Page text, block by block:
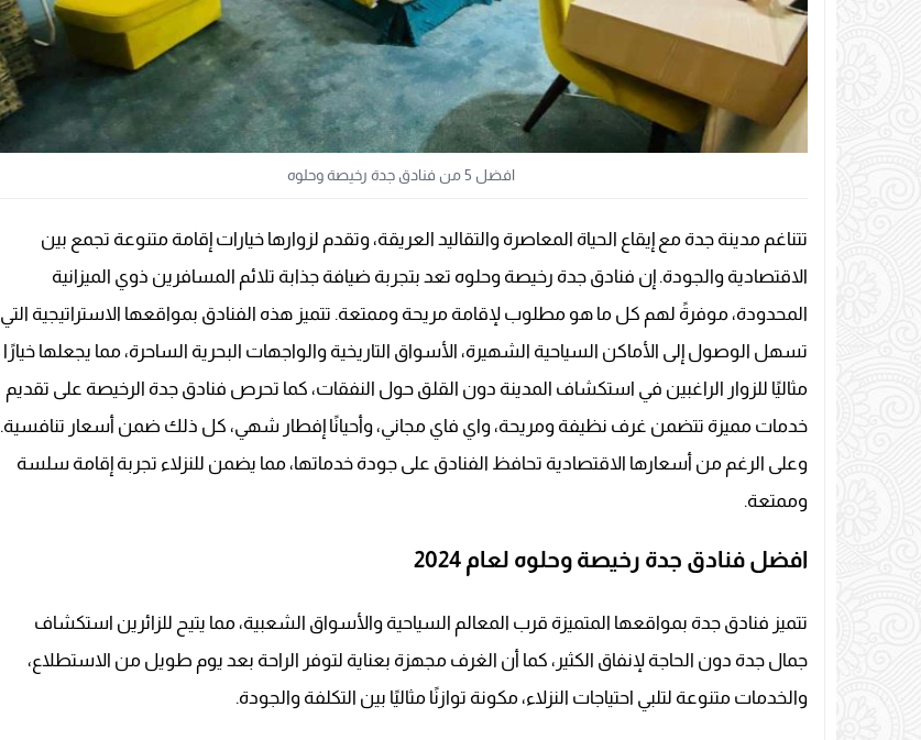
افضل 5 من فنادق جدة رخيصة وحلوه
تتناغم مدينة جدة مع إيقاع الحياة المعاصرة والتقاليد العريقة، وتقدم لزوارها خيارات إقامة متنوعة تجمع بين
الاقتصادية والجودة. إن فنادق جدة رخيصة وحلوه تعد بتجربة ضيافة جذابة تلائم المسافرين ذوي الميزانية
المحدودة، موفرةً لهم كل ما هو مطلوب لإقامة مريحة وممتعة. تتميز هذه الفنادق بمواقعها الاستراتيجية التي
تسهل الوصول إلى الأماكن السياحية الشهيرة، الأسواق التاريخية والواجهات البحرية الساحرة، مما يجعلها خيارًا
مثاليًا للزوار الراغبين في استكشاف المدينة دون القلق حول النفقات، كما تحرص فنادق جدة الرخيصة على تقديم
خدمات مميزة تتضمن غرف نظيفة ومريحة، واي فاي مجاني، وأحيانًا إفطار شهي، كل ذلك ضمن أسعار تنافسية.
وعلى الرغم من أسعارها الاقتصادية تحافظ الفنادق على جودة خدماتها، مما يضمن للنزلاء تجربة إقامة سلسة
وممتعة.
افضل فنادق جدة رخيصة وحلوه لعام 2024
تتميز فنادق جدة بمواقعها المتميزة قرب المعالم السياحية والأسواق الشعبية، مما يتيح للزائرين استكشاف
جمال جدة دون الحاجة لإنفاق الكثير، كما أن الغرف مجهزة بعناية لتوفر الراحة بعد يوم طويل من الاستطلاع،
والخدمات متنوعة لتلبي احتياجات النزلاء، مكونة توازنًا مثاليًا بين التكلفة والجودة.